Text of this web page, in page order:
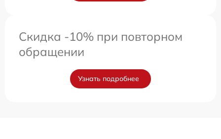
Скидка -10% при повторном
обращении
Узнать подробнее